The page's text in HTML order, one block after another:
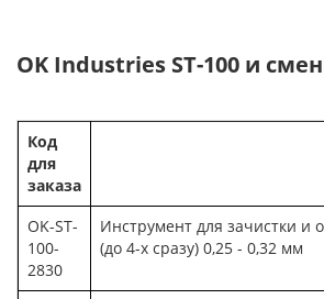
OK Industries ST-100 и
Код
для
заказа
OK-ST-
100-
2830
Инструмент для зачистки и
(до 4-х сразу) 0,25 - 0,32 мм